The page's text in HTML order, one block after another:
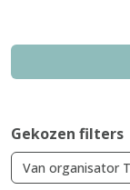
Gekozen filters
Van organisator